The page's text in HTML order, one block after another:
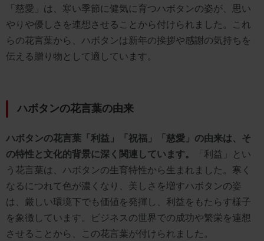
「慈愛」は、寒い季節に健気に育つハボタンの姿が、思い
やりや優しさを連想させることから付けられました。これ
らの花言葉から、ハボタンは新年の挨拶や感謝の気持ちを
伝える贈り物として適しています。
ハボタンの花言葉の由来
ハボタンの花言葉「利益」「祝福」「慈愛」の由来は、そ
の特性と文化的背景に深く関連しています。
「利益」とい
う花言葉は、ハボタンの生育特性から生まれました。寒く
なるにつれて色が濃くなり、美しさを増すハボタンの姿
は、厳しい環境下でも価値を発揮し、利益をもたらす様子
を象徴しています。ビジネスの世界での成功や繁栄を連想
させることから、この花言葉が付けられました。